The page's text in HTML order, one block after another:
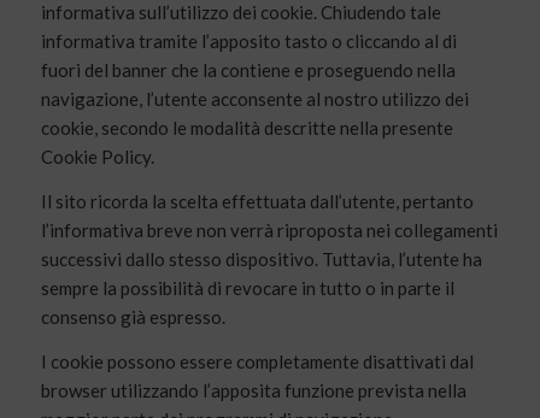
informativa sull’utilizzo dei cookie. Chiudendo tale
informativa tramite l’apposito tasto o cliccando al di
fuori del banner che la contiene e proseguendo nella
navigazione, l’utente acconsente al nostro utilizzo dei
cookie, secondo le modalità descritte nella presente
Cookie Policy.
Il sito ricorda la scelta effettuata dall’utente, pertanto
l’informativa breve non verrà riproposta nei collegamenti
successivi dallo stesso dispositivo. Tuttavia, l’utente ha
sempre la possibilità di revocare in tutto o in parte il
consenso già espresso.
I cookie possono essere completamente disattivati dal
browser utilizzando l’apposita funzione prevista nella